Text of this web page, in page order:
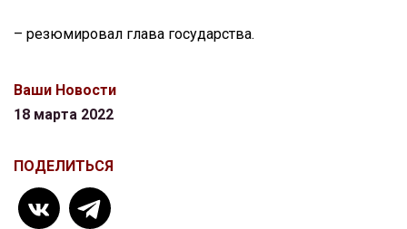
– резюмировал глава государства.
Ваши Новости
18 марта 2022
ПОДЕЛИТЬСЯ